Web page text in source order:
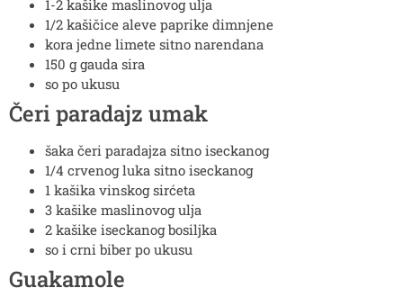
1-2 kašike maslinovog ulja
1/2 kašičice aleve paprike dimnjene
kora jedne limete sitno narendana
150 g gauda sira
so po ukusu
Čeri paradajz umak
šaka čeri paradajza sitno iseckanog
1/4 crvenog luka sitno iseckanog
1 kašika vinskog sirćeta
3 kašike maslinovog ulja
2 kašike iseckanog bosiljka
so i crni biber po ukusu
Guakamole